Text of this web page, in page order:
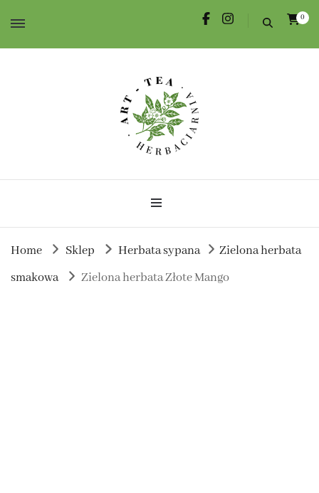
0
Herbaciarnia Art-Tea
Home Sklep Herbata sypana
Zielona herbata
smakowa
Zielona herbata Złote Mango